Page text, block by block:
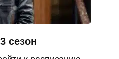
сезон